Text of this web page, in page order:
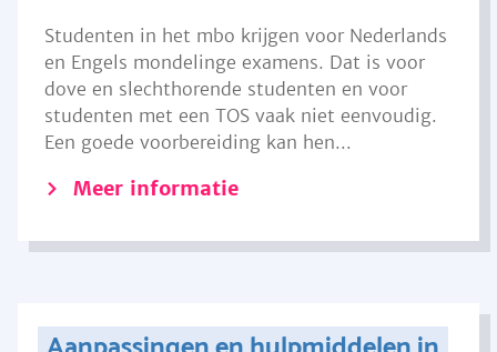
Studenten in het mbo krijgen voor Nederlands
en Engels mondelinge examens. Dat is voor
dove en slechthorende studenten en voor
studenten met een TOS vaak niet eenvoudig.
Een goede voorbereiding kan hen...
Meer informatie